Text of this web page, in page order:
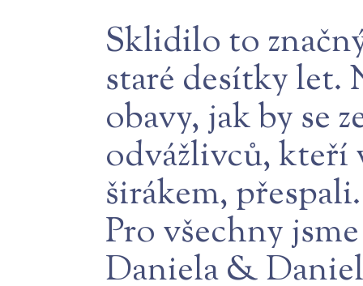
Sklidilo to
staré desítky let.
obavy, jak by se
odvážlivců, kteří
širákem, přespali.
Pro všechny
Daniela &